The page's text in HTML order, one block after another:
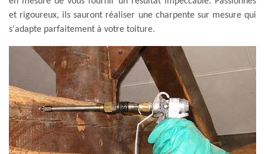
et rigoureux, ils sauront réaliser une charpente sur mesure qui
s'adapte parfaitement à votre toiture.